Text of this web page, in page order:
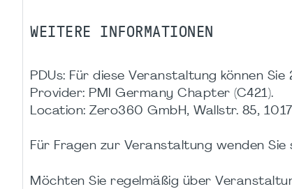
WEITERE INFORMATIONEN
PDUs: Für diese Veranstaltung können
Provider: PMI Germany Chapter (C421).
Location: Zero360 GmbH, Wallstr. 85,
Für Fragen zur Veranstaltung wenden Sie
Möchten Sie regelmäßig über